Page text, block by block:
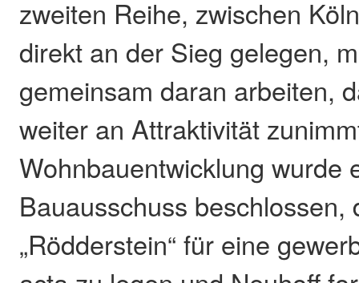
zweiten Reihe, zwischen
direkt an der Sieg gelegen,
gemeinsam daran arbeiten,
weiter an Attraktivität
Wohnbauentwicklung wurde
Bauausschuss beschlossen,
„Rödderstein“ für eine